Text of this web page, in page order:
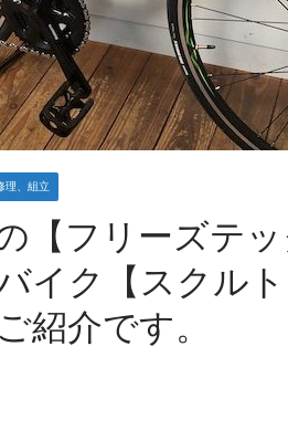
理、組立
【フリーズテ
イク【スクルト
紹介です。